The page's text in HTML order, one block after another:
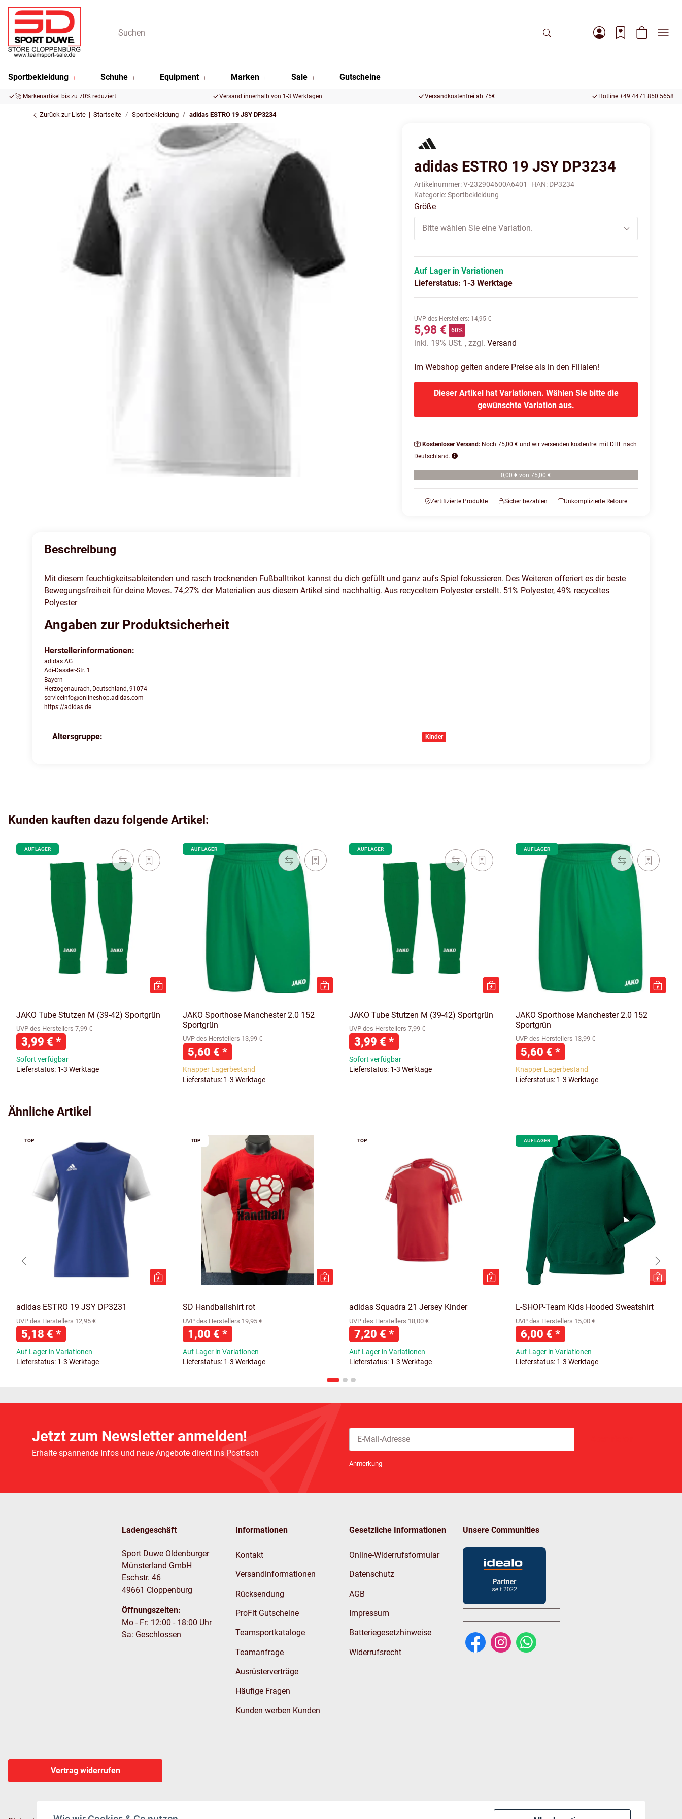
Sportbekleidung Schuhe Equipment Marken Sale Gutscheine
🚀 Markenartikel bis zu 70% reduziert Versand innerhalb von 1-3 Werktagen Versandkostenfrei ab 75€ Hotline +49 4471 850 5658
Zurück zur Liste Startseite Sportbekleidung adidas ESTRO 19 JSY DP3234
adidas ESTRO 19 JSY DP3234
Artikelnummer:V-232904600A6401 HAN: DP3234
Kategorie:Sportbekleidung
Größe
Bitte wählen Sie eine Variation.
Auf Lager in Variationen
Lieferstatus: 1-3 Werktage
UVP des Herstellers:14,95 €
5,98 € 60%
inkl. 19% USt. , zzgl.Versand
Im Webshop gelten andere Preise als in den Filialen!
Dieser Artikel hat Variationen. Wählen Sie bitte die
gewünschte Variation aus.
Kostenloser Versand: Noch 75,00 € und wir versenden kostenfrei mit DHL nach
Deutschland.
0,00 € von 75,00 €
Zertifizierte Produkte Sicher bezahlen Unkomplizierte Retoure
Beschreibung
Mit diesem feuchtigkeitsableitenden und rasch trocknenden Fußballtrikot kannst du dich gefüllt und ganz aufs Spiel fokussieren. Des Weiteren offeriert es dir beste
Bewegungsfreiheit für deine Moves. 74,27% der Materialien aus diesem Artikel sind nachhaltig. Aus recyceltem Polyester erstellt. 51% Polyester, 49% recyceltes
Polyester
Angaben zur Produktsicherheit
Herstellerinformationen:
adidas AG
Adi-Dassler-Str. 1
Bayern
Herzogenaurach, Deutschland, 91074
serviceinfo@onlineshop.adidas.com
https://adidas.de
Produkteigenschaft
Wert
Altersgruppe: Kinder
Kunden kauften dazu folgende Artikel:
AUF LAGER
JAKO Tube Stutzen M (39-42) Sportgrün
UVP des Herstellers 7,99 €
3,99 € *
Sofort verfügbar
Lieferstatus: 1-3 Werktage
AUF LAGER
JAKO Sporthose Manchester 2.0 152
Sportgrün
UVP des Herstellers 13,99 €
5,60 € *
Knapper Lagerbestand
Lieferstatus: 1-3 Werktage
AUF LAGER
JAKO Tube Stutzen M (39-42) Sportgrün
UVP des Herstellers 7,99 €
3,99 € *
Sofort verfügbar
Lieferstatus: 1-3 Werktage
AUF LAGER
JAKO Sporthose Manchester 2.0 152
Sportgrün
UVP des Herstellers 13,99 €
5,60 € *
Knapper Lagerbestand
Lieferstatus: 1-3 Werktage
Ähnliche Artikel
TOP
adidas ESTRO 19 JSY DP3231
UVP des Herstellers 12,95 €
5,18 € *
Auf Lager in Variationen
Lieferstatus: 1-3 Werktage
TOP
SD Handballshirt rot
UVP des Herstellers 19,95 €
1,00 € *
Auf Lager in Variationen
Lieferstatus: 1-3 Werktage
TOP
adidas Squadra 21 Jersey Kinder
UVP des Herstellers 18,00 €
7,20 € *
Auf Lager in Variationen
Lieferstatus: 1-3 Werktage
AUF LAGER
L-SHOP-Team Kids Hooded Sweatshirt
UVP des Herstellers 15,00 €
6,00 € *
Auf Lager in Variationen
Lieferstatus: 1-3 Werktage
Jetzt zum Newsletter anmelden!
Erhalte spannende Infos und neue Angebote direkt ins Postfach
Anmerkung
Ladengeschäft
Sport Duwe Oldenburger
Münsterland GmbH
Eschstr. 46
49661 Cloppenburg
Öffnungszeiten:
Mo - Fr: 12:00 - 18:00 Uhr
Sa: Geschlossen
Informationen
Kontakt
Versandinformationen
Rücksendung
ProFit Gutscheine
Teamsportkataloge
Teamanfrage
Ausrüsterverträge
Häufige Fragen
Kunden werben Kunden
Gesetzliche Informationen
Online-Widerrufsformular
Datenschutz
AGB
Impressum
Batteriegesetzhinweise
Widerrufsrecht
Unsere Communities
Vertrag widerrufen